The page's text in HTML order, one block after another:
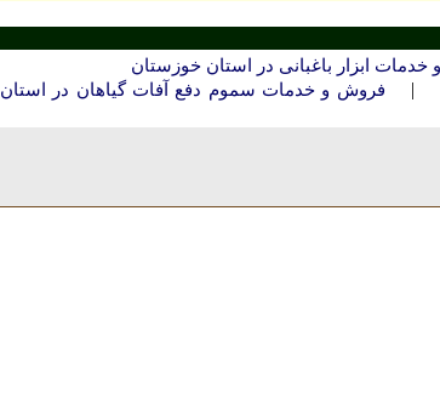
ابزار باغبانی در استان خوزستان
| فروش و خدمات سموم دفع آفات گیاهان در استان